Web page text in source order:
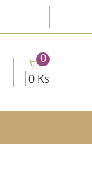
0 Ks
0